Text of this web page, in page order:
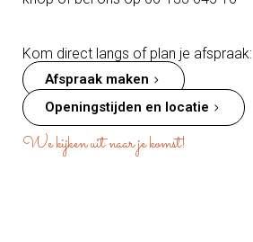
Kom direct langs of plan je afspraak:
Afspraak maken
Openingstijden en locatie
We kijken uit naar je komst!